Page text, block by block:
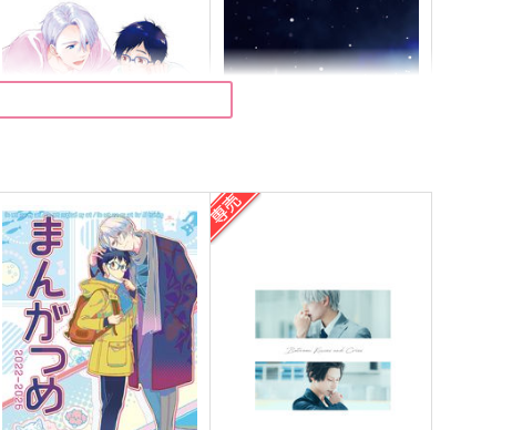
八ヶ月の自覚
EA
1,642円（税込）
ヴィクトル×勝生勇利
Maison de Lune
円（税込）
ヴィクトル×勝生勇利